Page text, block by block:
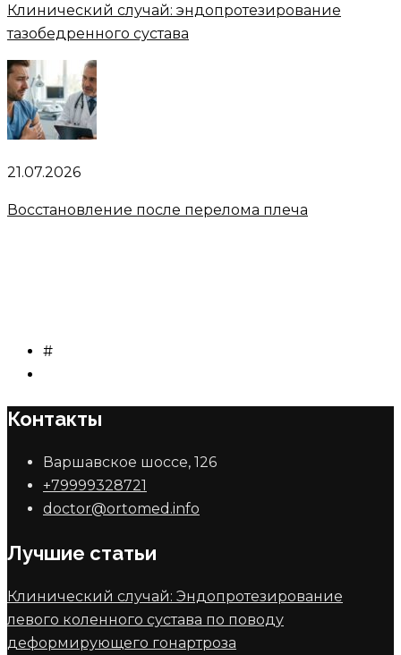
Клинический случай: эндопротезирование
тазобедренного сустава
21.07.2026
Восстановление после перелома плеча
#
Контакты
Варшавское шоссе, 126
+79999328721
doctor@ortomed.info
Лучшие статьи
Клинический случай: Эндопротезирование
левого коленного сустава по поводу
деформирующего гонартроза